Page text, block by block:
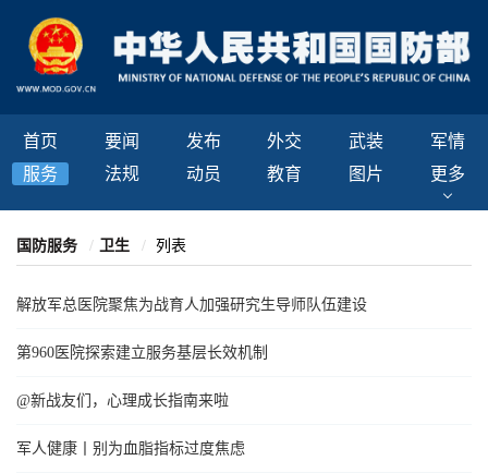
首页 要闻 发布 外交 武装
军情
服务
法规 动员 教育 图片 更多
国防服务 卫生 列表
解放军总医院聚焦为战育人加强研究生导师队伍建设
第960医院探索建立服务基层长效机制
@新战友们，心理成长指南来啦
军人健康丨别为血脂指标过度焦虑